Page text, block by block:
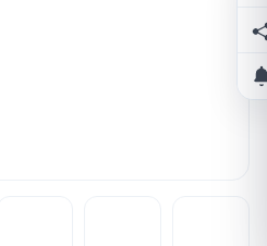
اشتراک‌گذاری
اطلاع از تخفیف